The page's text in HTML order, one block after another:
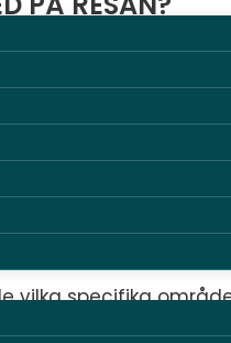
oss för allt större
vår organisation.
som kan
dig.
vilka specifika